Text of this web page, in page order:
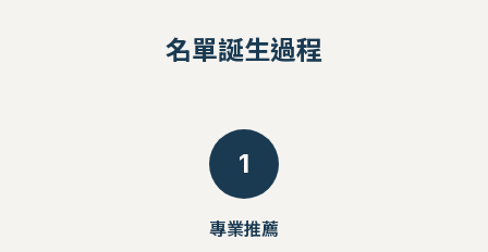
名單誕生過程
1
專業推薦